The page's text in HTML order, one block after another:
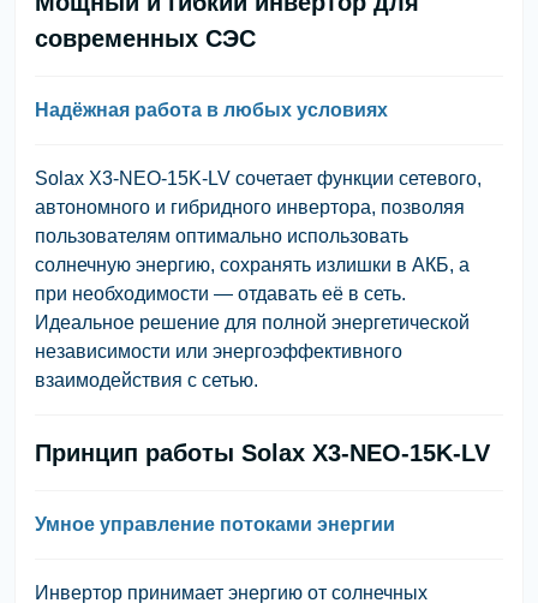
современных СЭС
Надёжная работа в любых условиях
Solax X3-NEO-15K-LV сочетает функции сетевого,
автономного и гибридного инвертора, позволяя
пользователям оптимально использовать
солнечную энергию, сохранять излишки в АКБ, а
при необходимости — отдавать её в сеть.
Идеальное решение для полной энергетической
независимости или энергоэффективного
взаимодействия с сетью.
Принцип работы Solax X3-NEO-15K-LV
Умное управление потоками энергии
Инвертор принимает энергию от солнечных